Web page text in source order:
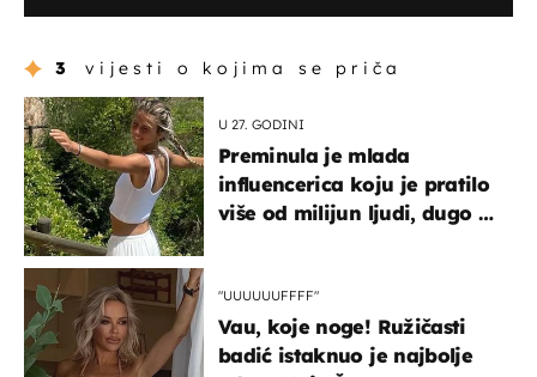
3 vijesti o kojima se priča
U 27. GODINI
Preminula je mlada
influencerica koju je pratilo
više od milijun ljudi, dugo se
"UUUUUUFFFF"
Vau, koje noge! Ružičasti
badić istaknuo je najbolje